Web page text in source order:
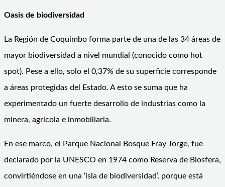
Oasis de biodiversidad
La Región de Coquimbo forma parte de una de las 34 áreas de
mayor biodiversidad a nivel mundial (conocido como hot
spot). Pese a ello, solo el 0,37% de su superficie corresponde
a áreas protegidas del Estado. A esto se suma que ha
experimentado un fuerte desarrollo de industrias como la
minera, agrícola e inmobiliaria.
En ese marco, el Parque Nacional Bosque Fray Jorge, fue
declarado por la UNESCO en 1974 como Reserva de Biosfera,
convirtiéndose en una ‘isla de biodiversidad’, porque está